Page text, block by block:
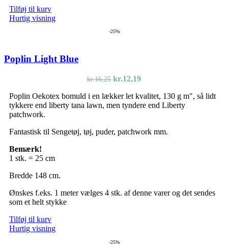
Tilføj til kurv
Hurtig visning
-25%
Poplin Light Blue
kr.16,25 Den
pris
var:
kr.12,19Den
pris
er:
Poplin Oekotex bomuld i en lækker let kvalitet, 130 g m", så lidt
tykkere end liberty tana lawn, men tyndere end Liberty
patchwork.
Fantastisk til Sengetøj, tøj, puder, patchwork mm.
Bemærk!
1 stk. = 25 cm
Bredde 148 cm.
Ønskes f.eks. 1 meter vælges 4 stk. af denne varer og det sendes
som et helt stykke
Tilføj til kurv
Hurtig visning
-25%